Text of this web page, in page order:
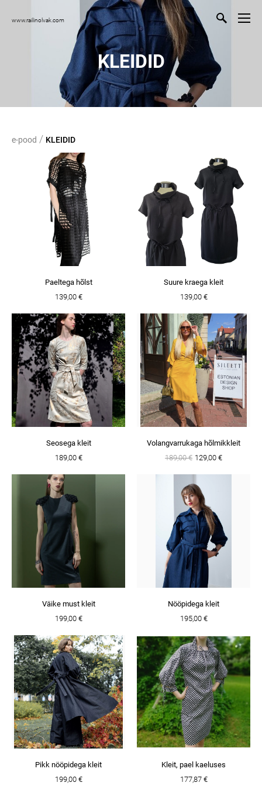
www.railinolvak.com
KLEIDID
e-pood / KLEIDID
Paeltega hõlst
139,00 €
Suure kraega kleit
139,00 €
Seosega kleit
189,00 €
Volangvarrukaga hõlmikkleit
189,00 € 129,00 €
Väike must kleit
199,00 €
Nööpidega kleit
195,00 €
Pikk nööpidega kleit
199,00 €
Kleit, pael kaeluses
177,87 €